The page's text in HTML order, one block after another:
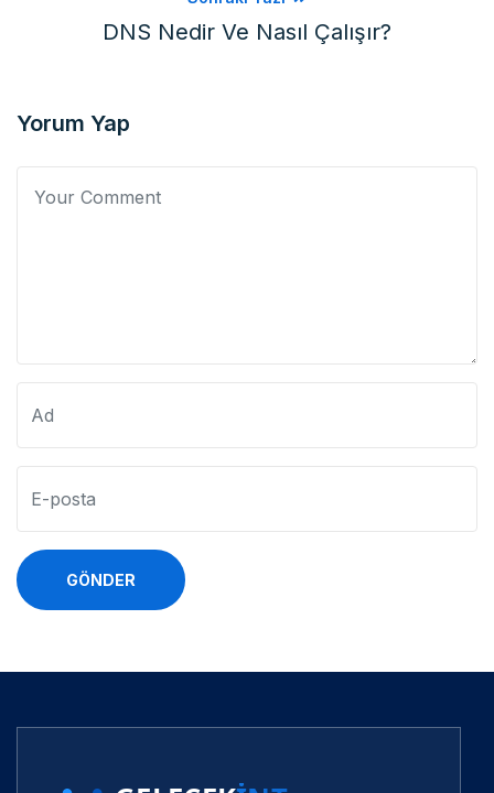
DNS Nedir Ve Nasıl Çalışır?
Yorum Yap
GÖNDER